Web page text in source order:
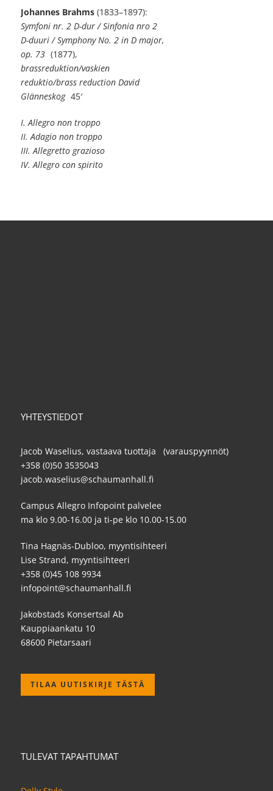
Johannes Brahms (1833–1897):
Symfoni nr. 2 D-dur / Sinfonia nro 2
D-duuri / Symphony No. 2 in D major,
op. 73 (1877),
brassreduktion/vaskien
reduktio/brass reduction David
Glänneskog 45′
I. Allegro non troppo
II. Adagio non troppo
III. Allegretto grazioso
IV. Allegro con spirito
YHTEYSTIEDOT
Jacob Waselius, vastaava tuottaja (varauspyynnöt)
+358 (0)50 3535043
jacob.waselius@schaumanhall.fi
Campus Allegro Infopoint palvelee
ma klo 9.00-16.00 ja ti-pe klo 10.00-15.00
Tina Hagnäs-Dubloo, myyntisihteeri
Lise Strand, myyntisihteeri
+358 (0)45 108 9934
infopoint@schaumanhall.fi
Jakobstads Konsertsal Ab
Kauppiaankatu 10
68600 Pietarsaari
TILAA UUTISKIRJE TÄSTÄ
TULEVAT TAPAHTUMAT